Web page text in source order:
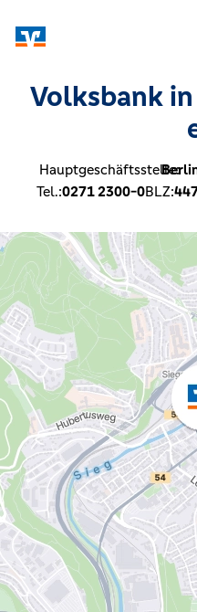
Volksbank
Hauptgeschäftsstelle:
Tel.:0271 2300-0BLZ: